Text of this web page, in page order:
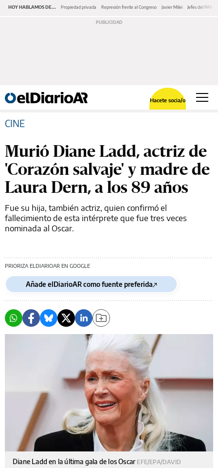
HOY HABLAMOS DE... Propiedad privada Represión frente al Congreso Javier Milei Jefes del PAMI
Hacete socia/o
CINE
Murió Diane Ladd, actriz de
'Corazón salvaje' y madre de
Laura Dern, a los 89 años
Fue su hija, también actriz, quien confirmó el
fallecimiento de esta intérprete que fue tres veces
nominada al Oscar.
PRIORIZA ELDIARIOAR EN GOOGLE
Añade elDiarioAR como fuente preferida
Diane Ladd en la última gala de los Oscar EFE/EPA/DAVID